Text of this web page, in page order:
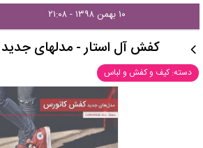
۱۰ بهمن ۱۳۹۸ - ۲۱:۰۸
کفش آل استار - مدلهای
دسته: کیف و کفش و لباس